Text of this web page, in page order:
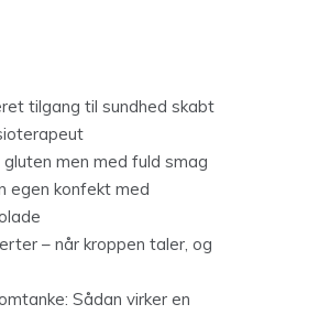
tilgang til sundhed skabt
men med fuld smag
egen konfekt med
– når kroppen taler, og
Sådan virker en